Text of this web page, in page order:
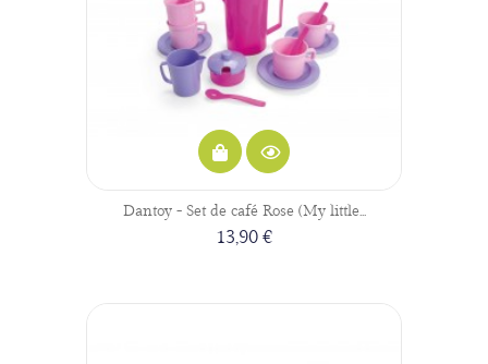
Dantoy - Set de café Rose (My little...
13,90 €